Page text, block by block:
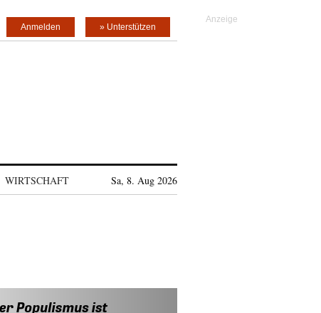
» Unterstützen
Anmelden
WIRTSCHAFT Sa, 8. Aug 2026